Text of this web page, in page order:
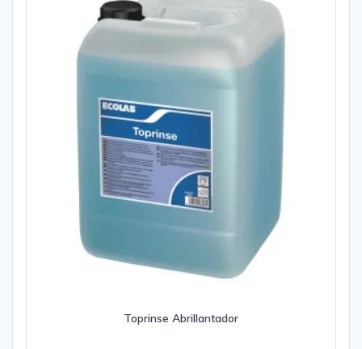
Toprinse Abrillantador